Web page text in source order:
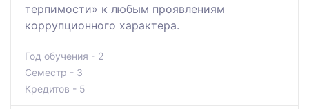
терпимости» к любым проявлениям
коррупционного характера.
Год обучения - 2
Семестр - 3
Кредитов - 5